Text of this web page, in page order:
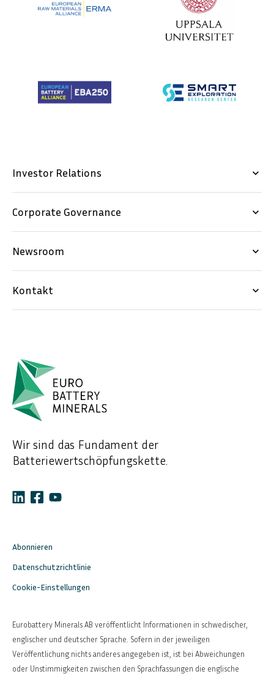
Investor Relations keyboard_arrow_down
Corporate Governance keyboard_arrow_down
Newsroom keyboard_arrow_down
Kontakt keyboard_arrow_down
Wir sind das Fundament der
Batteriewertschöpfungskette.
Abonnieren
Datenschutzrichtlinie
Cookie-Einstellungen
Eurobattery Minerals AB veröffentlicht Informationen in schwedischer,
englischer und deutscher Sprache. Sofern in der jeweiligen
Veröffentlichung nichts anderes angegeben ist, ist bei Abweichungen
oder Unstimmigkeiten zwischen den Sprachfassungen die englische